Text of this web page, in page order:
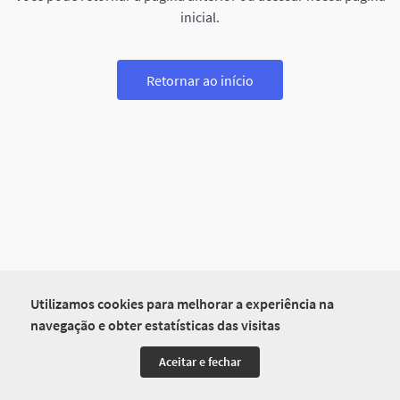
Utilizamos cookies para melhorar a experiência na
navegação e obter estatísticas das visitas
Aceitar e fechar
inicial.
Retornar ao início